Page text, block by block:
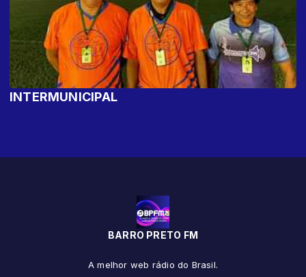
INTERMUNICIPAL
BARRO PRETO FM
A melhor web rádio do Brasil.